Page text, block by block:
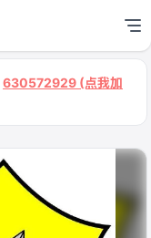
630572929 (点我加